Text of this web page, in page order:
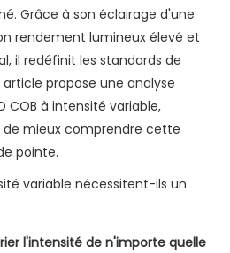
Grâce à son éclairage d'une
rendement lumineux élevé et
il redéfinit les standards de
propose une analyse
COB à intensité variable,
mieux comprendre cette
pointe.
l'intensité de n'importe quelle